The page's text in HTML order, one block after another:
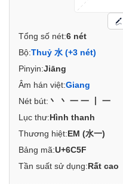
Tổng số nét:6 nét
Bộ:Thuỷ 水 (+3 nét)
Pinyin:Jiāng
Âm hán việt:Giang
Nét bút: 丶丶一一丨一
Lục thư:Hình thanh
Thương hiệt:EM (水一)
Bảng mã:U+6C5F
Tần suất sử dụng:Rất cao